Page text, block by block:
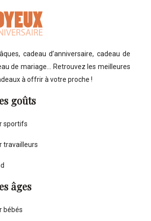
cadeau d’anniversaire, cadeau de
de mariage… Retrouvez les meilleures
à offrir à votre proche !
goûts
sportifs
travailleurs
âges
bébés